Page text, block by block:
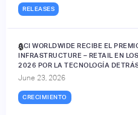
RELEASES
ACI WORLDWIDE RECIBE EL
INFRASTRUCTURE – RETAIL EN
2026 POR LA TECNOLOGÍA
June 23, 2026
CRECIMIENTO
🔒